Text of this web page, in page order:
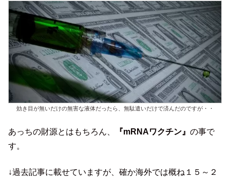
効き目が無いだけの無害な液体だったら、無駄遣いだけで済んだのですが・・
あっちの財源とはもちろん、 『mRNAワクチン』 の事で
す。
↓過去記事に載せていますが、確か海外では概ね１５～２